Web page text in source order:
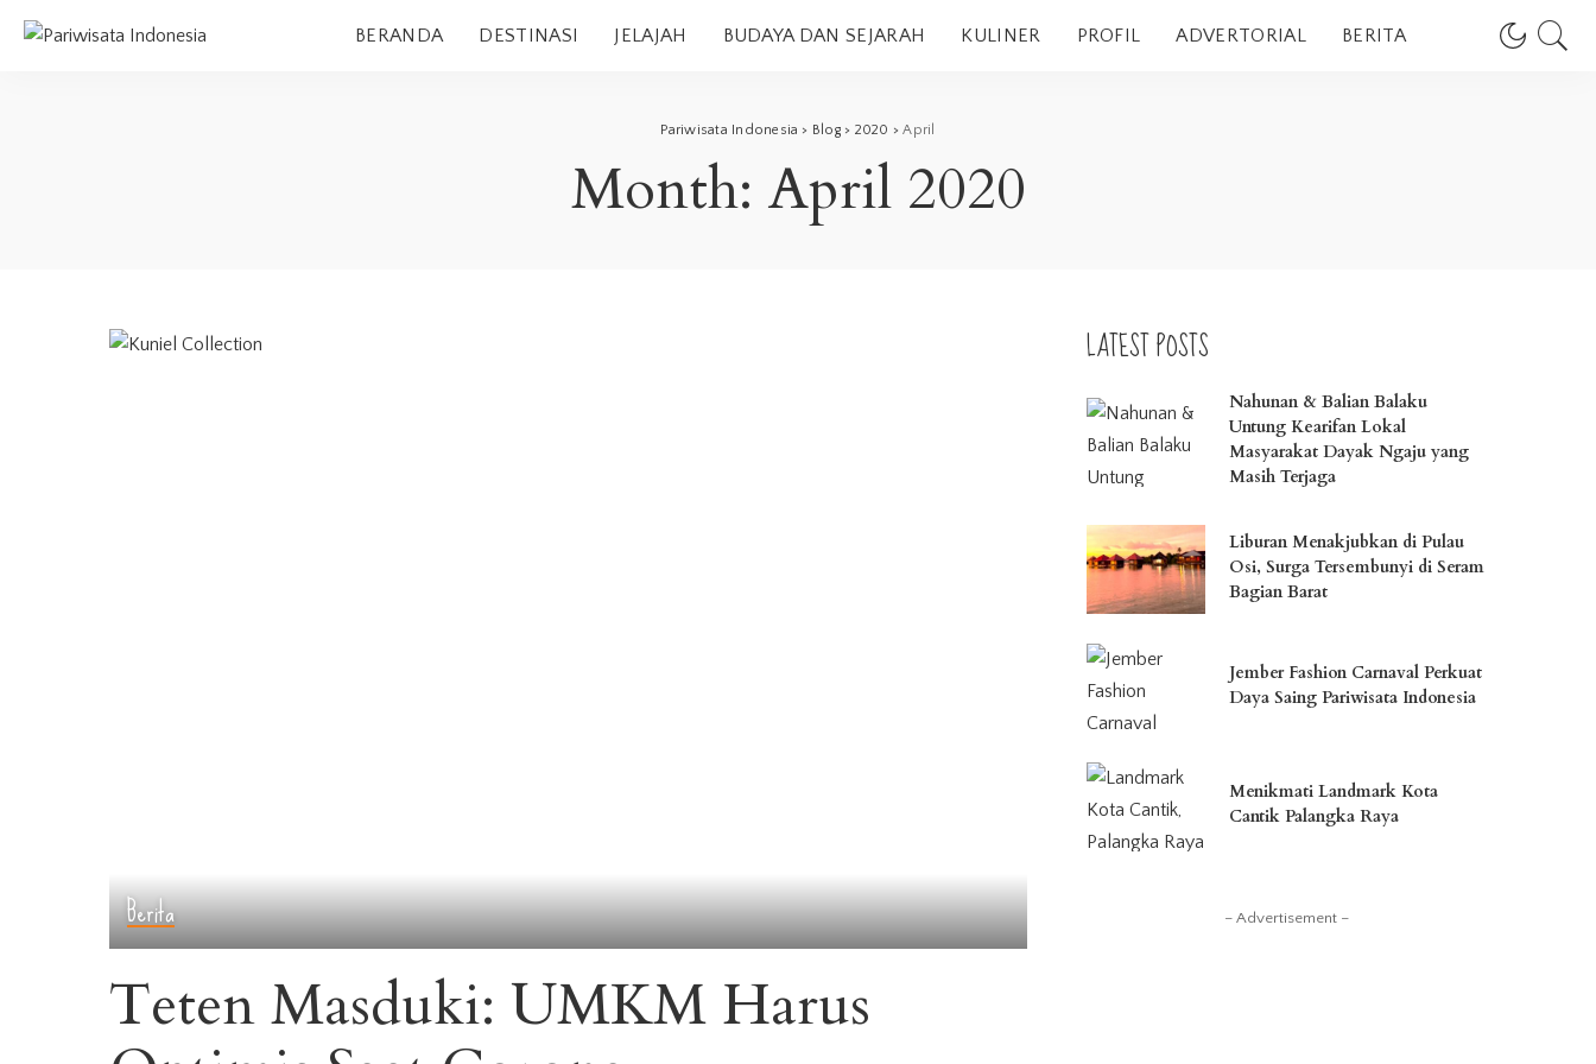
BERANDA DESTINASI JELAJAH BUDAYA DAN SEJARAH KULINER PROFIL ADVERTORIAL BERITA
Pariwisata Indonesia > Blog> 2020 >April
Month: April 2020
Berita
Teten Masduki: UMKM Harus
LATEST POSTS
Nahunan & Balian Balaku
Untung Kearifan Lokal
Masyarakat Dayak Ngaju yang
Masih Terjaga
Liburan Menakjubkan di Pulau
Osi, Surga Tersembunyi di Seram
Bagian Barat
Jember Fashion Carnaval Perkuat
Daya Saing Pariwisata Indonesia
Menikmati Landmark Kota
Cantik Palangka Raya
– Advertisement –